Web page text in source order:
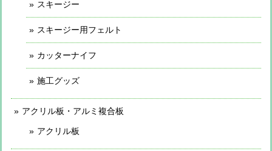
スキージー
スキージー用フェルト
カッターナイフ
施工グッズ
アクリル板・アルミ複合板
アクリル板